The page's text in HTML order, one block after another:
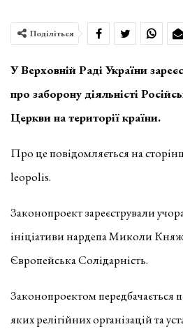
Поділіться
У Верховній Раді України
про заборону діяльністі
Церкви на території країни.
Про це повідомляється на
leopolis.
Законопроект зареєстрували
ініціативи нардепа Миколи
Європейська Солідарність.
Законопроектом передбачається
яких релігійних організацій та